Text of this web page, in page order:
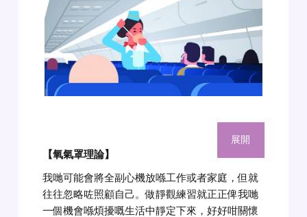
【氧氣罩理論】
我哋可能會將全副心機放喺工作或者家庭，但就
往往忽略咗照顧自己。做靜觀練習就正正俾我哋
一個機會喺煩擾嘅生活中靜定下來，好好咁關懷
展開